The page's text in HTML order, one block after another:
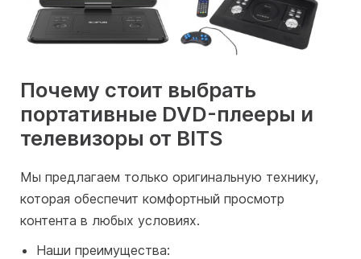
Почему стоит выбрать
портативные DVD-плееры и
телевизоры от BITS
Мы предлагаем только оригинальную технику,
которая обеспечит комфортный просмотр
контента в любых условиях.
Наши преимущества: